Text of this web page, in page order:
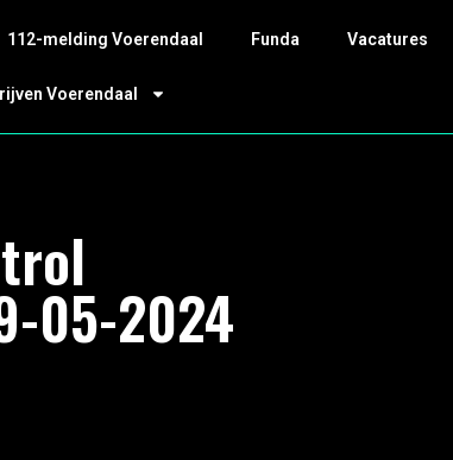
112-melding Voerendaal Funda Vacatures
Voerendaal
05-2024